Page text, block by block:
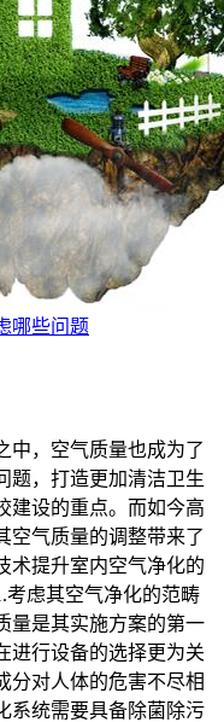
哪些问题
中，空气质量也成为了
题，打造更加清洁卫生
建设的重点。而如今高
空气质量的调整带来了
术提升室内空气净化的
考虑其空气净化的范畴
量是其实施方案的第一
进行设备的选择更为关
分对人体的危害不尽相
系统需要具备除菌除污